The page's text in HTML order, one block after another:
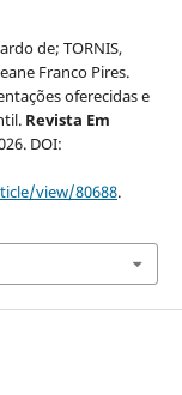
de; TORNIS,
Franco Pires.
oferecidas e
Revista Em
DOI:
view/80688.